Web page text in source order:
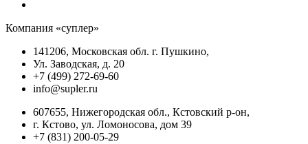
Компания «суплер»
141206, Московская обл. г. Пушкино,
Ул. Заводская, д. 20
+7 (499) 272-69-60
info@supler.ru
607655, Нижегородская обл., Кстовский р-он,
г. Кстово, ул. Ломоносова, дом 39
+7 (831) 200-05-29